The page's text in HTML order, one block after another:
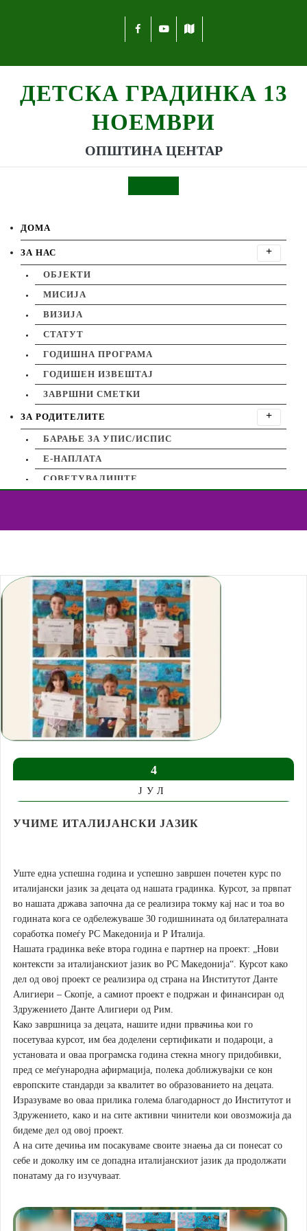
ДЕТСКА ГРАДИНКА 13
НОЕМВРИ
ОПШТИНА ЦЕНТАР
ДОМА
ЗА НАС
ОБЈЕКТИ
MИСИЈА
ВИЗИЈА
СТАТУТ
ГОДИШНА ПРОГРАМА
ГОДИШЕН ИЗВЕШТАЈ
ЗАВРШНИ СМЕТКИ
ЗА РОДИТЕЛИТЕ
БАРАЊЕ ЗА УПИС/ИСПИС
Е-НАПЛАТА
СОВЕТУВАЛИШТЕ
ПОСЕТИ
ПРОЕКТИ
МАТИЧЕН ОБЈЕКТ
ПАРК
ЈАСМИН
КУКУШКА
АРХИВА 2019-2024
ПАНОА
КРЕАТИВНИ РОДИТЕЛИ
КОНТАКТ
4
ЈУЛ
УЧИМЕ ИТАЛИЈАНСКИ ЈАЗИК
Уште една успешна година и успешно завршен почетен курс по
италијански јазик за децата од нашата градинка. Курсот, за првпат
во нашата држава започна да се реализира токму кај нас и тоа во
годината кога се одбележуваше 30 годишнината од билатералната
соработка помеѓу РС Македонија и Р Италија.
Нашата градинка веќе втора година е партнер на проект: „Нови
контексти за италијанскиот јазик во РС Македонија“. Курсот како
дел од овој проект се реализира од страна на Институтот Данте
Алигиери – Скопје, а самиот проект е подржан и финансиран од
Здружението Данте Алигиери од Рим.
Како завршница за децата, нашите идни првачиња кои го
посетуваа курсот, им беа доделени сертификати и подароци, а
установата и оваа програмска година стекна многу придобивки,
пред се меѓународна афирмација, полека доближувајки се кон
европските стандарди за квалитет во образованието на децата.
Изразуваме во оваа прилика голема благодарност до Институтот и
Здружението, како и на сите активни чинители кои овозможија да
бидеме дел од овој проект.
А на сите дечиња им посакуваме своите знаења да си понесат со
себе и доколку им се допадна италијанскиот јазик да продолжати
понатаму да го изучуваат.